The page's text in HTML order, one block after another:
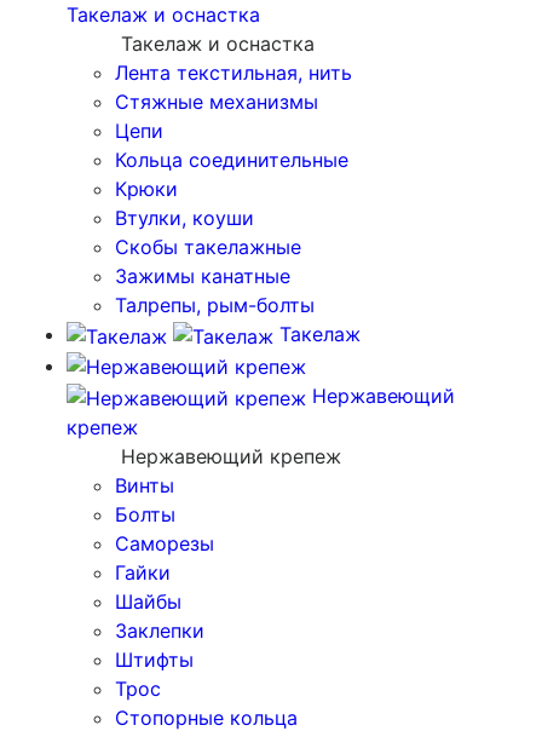
Такелаж и оснастка
Такелаж и оснастка
Лента текстильная, нить
Стяжные механизмы
Цепи
Кольца соединительные
Крюки
Втулки, коуши
Скобы такелажные
Зажимы канатные
Талрепы, рым-болты
Такелаж
Нержавеющий
крепеж
Нержавеющий крепеж
Винты
Болты
Саморезы
Гайки
Шайбы
Заклепки
Штифты
Трос
Стопорные кольца